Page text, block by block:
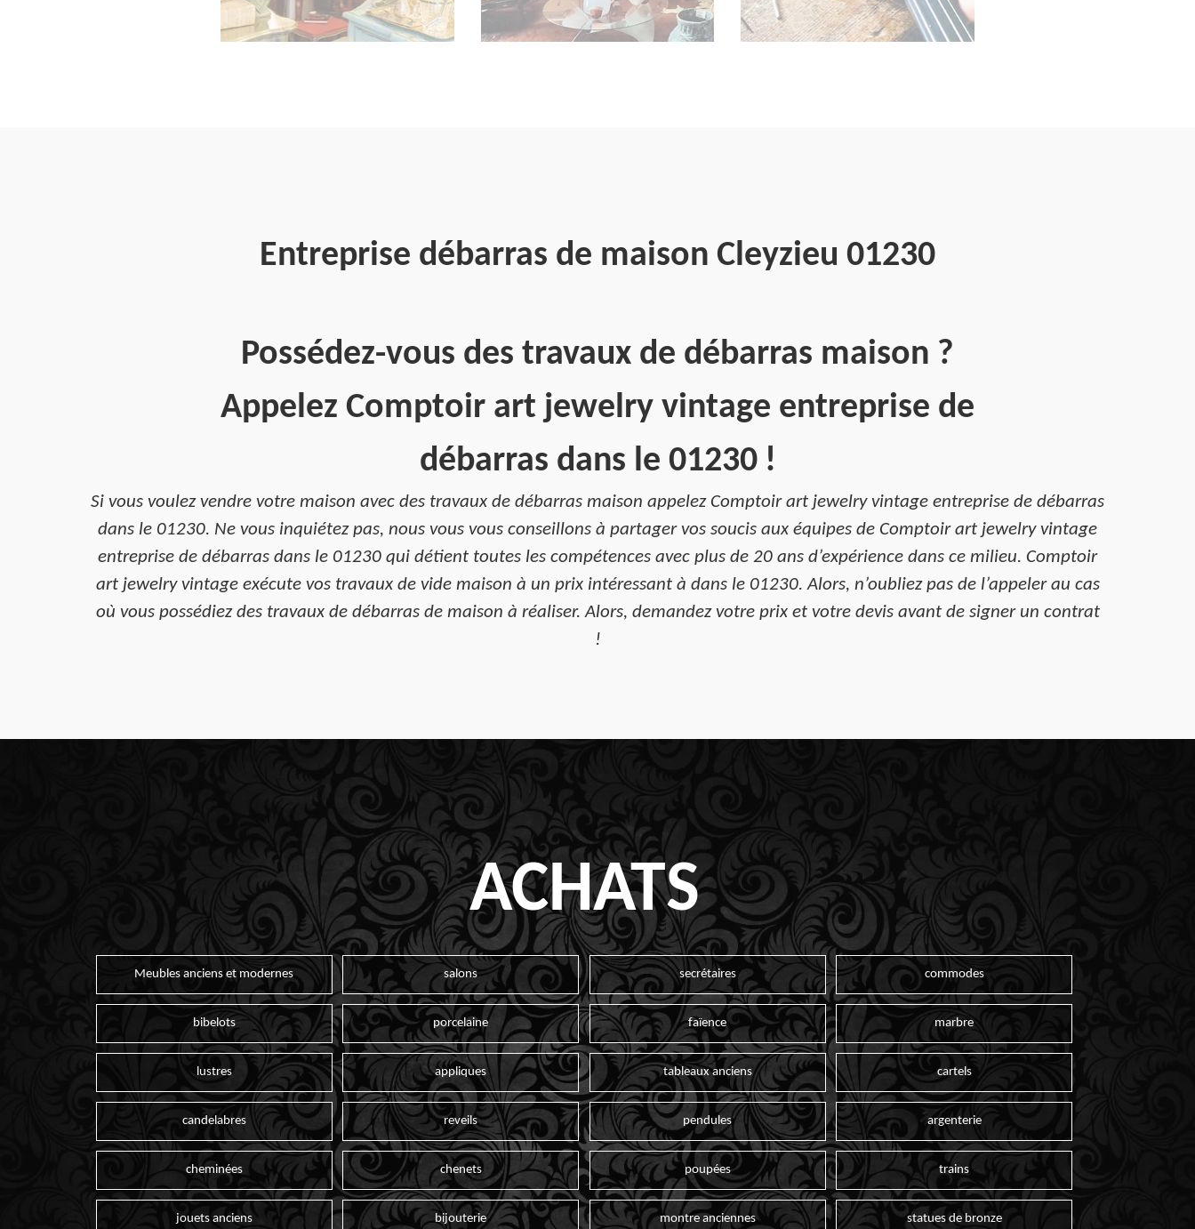
Entreprise débarras de maison Cleyzieu 01230
Possédez-vous des travaux de débarras maison ?
Appelez Comptoir art jewelry vintage entreprise de
débarras dans le 01230 !
Si vous voulez vendre votre maison avec des travaux de débarras maison appelez Comptoir art jewelry vintage entreprise de débarras
dans le 01230. Ne vous inquiétez pas, nous vous vous conseillons à partager vos soucis aux équipes de Comptoir art jewelry vintage
entreprise de débarras dans le 01230 qui détient toutes les compétences avec plus de 20 ans d’expérience dans ce milieu. Comptoir
art jewelry vintage exécute vos travaux de vide maison à un prix intéressant à dans le 01230. Alors, n’oubliez pas de l’appeler au cas
où vous possédiez des travaux de débarras de maison à réaliser. Alors, demandez votre prix et votre devis avant de signer un contrat
!
ACHATS
Meubles anciens et modernes salons secrétaires commodes
bibelots porcelaine faïence marbre
lustres appliques tableaux anciens cartels
candelabres reveils pendules argenterie
cheminées chenets poupées trains
jouets anciens bijouterie montre anciennes statues de bronze